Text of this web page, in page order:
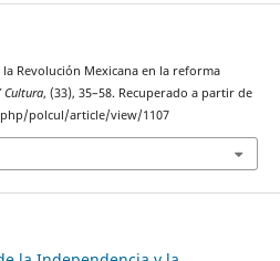
la Revolución Mexicana en la reforma
Cultura, (33), 35–58. Recuperado a partir de
polcul/article/view/1107